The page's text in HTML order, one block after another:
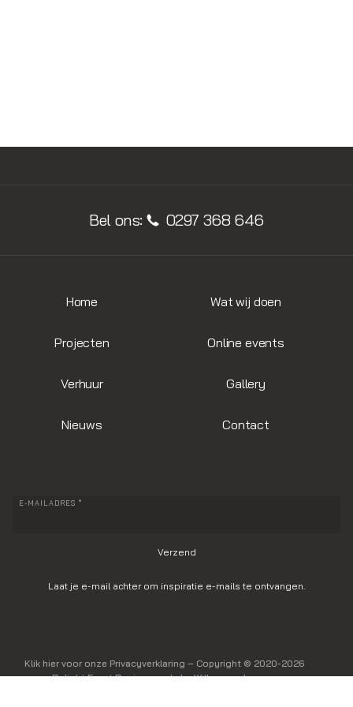
Bel ons: 0297 368 646
Home Wat wij doen
Projecten Online events
Verhuur Gallery
Nieuws Contact
E-MAILADRES *
Laat je e-mail achter om inspiratie e-mails te ontvangen.
Klik hier voor onze Privacyverklaring – Copyright © 2020-2026
Delight Event Design, made by Willem van Leunen